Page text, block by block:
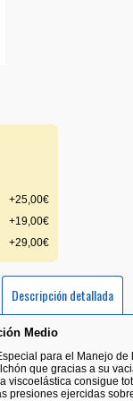
+25,00€
+19,00€
+29,00€
Descripción detallada
Medio
para el Manejo
que gracias a su
consigue
presiones ejercidas